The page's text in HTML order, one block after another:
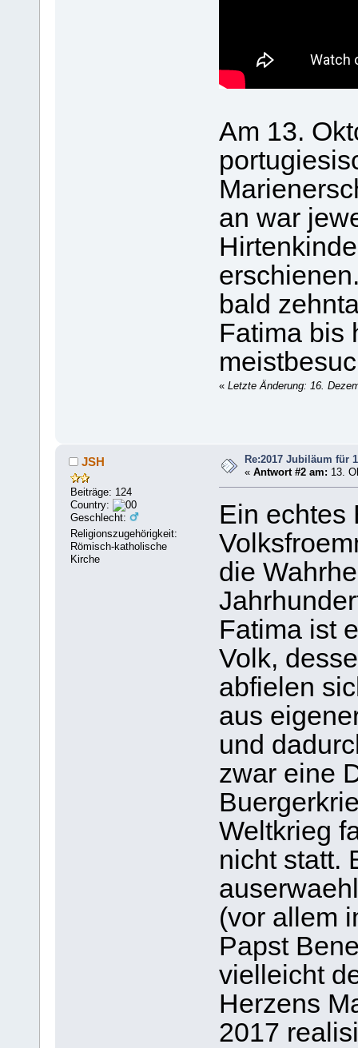
Am 13.
an war
bald
Fatima bis
« Letzte Änderung: 16.
JSH
Beiträge: 124
Country:
Geschlecht:
Religionszugehörigkeit:
Römisch-katholische
Kirche
Re:2017 Jubiläum für
«Antwort #2 am: 13.
Ein echtes
die
Fatima ist
Volk,
abfielen
aus
und
zwar eine
Weltkrieg
nicht statt.
(vor allem
Papst
vielleicht
Herzens
2017